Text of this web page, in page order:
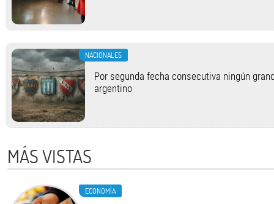
NACIONALES
Por segunda fecha consecutiva ningún
argentino
MÁS VISTAS
ECONOMÍA